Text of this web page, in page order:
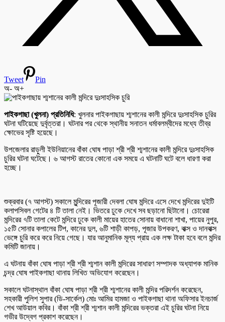
Tweet
Pin
অ- অ+
পাইকগাছা (খুলনা) প্রতিনিধি: খুলনার পাইকগাছায় শ্মশানের কালী মন্দিরে দুঃসাহসিক চুরির
ঘটনা ঘটিয়েছে দুর্বৃত্তরা। ঘটনার পর থেকে স্থানীয় সনাতন ধর্মাবলম্বীদের মধ্যে তীব্র
ক্ষোভের সৃষ্টি হয়েছে।
উপজেলার রাড়ুলী ইউনিয়ানের বাঁকা ঘোষ পাড়া শ্রী শ্রী শ্মশানের কালী মন্দিরে দুঃসাহসিক
চুরির ঘটনা ঘটেছে। ৬ আগস্ট রাতের কোনো এক সময়ে এ ঘটনাটি ঘটে বলে ধারণা করা
হচ্ছে।
শুক্রবার (৭ আগস্ট) সকালে মুন্দিরের পূজারী দেবলা ঘোষ মন্দিরে এসে দেখে মন্দিরের দুইটি
কলাপসিবল গেটের ৪ টি তালা নেই। ভিতরে ঢুকে দেখে সব ছড়ানো ছিটানো। চোরেরা
মন্দিরের ৭টি তালা কেটে মন্দিরে ঢুকে কালী মায়ের হাতের সোনায় বাধানো শাখা, পায়ের নুপুর,
১৫টি সোনার কপালের টিপ, কানের দুল, ৬টি শাড়ী কাপড়, পূজার উপকরণ, বাক্স ও দানবাক্স
ভেঙ্গে চুরি করে করে নিয়ে গেছে। যার আনুমানিক মূল্য প্রায় এক লক্ষ টাকা হবে বলে মন্দির
কমিটি জানায়।
এ ঘটনায় বাঁকা ঘোষ পাড়া শ্রী শ্রী শ্মশান কালী মন্দিরের সাধারণ সম্পাদক অধ্যাপক মানিক
চন্দ্র ঘোষ পাইকগাছা থানায় লিখিত অভিযোগ করেছেন।
সকালে ঘটনাস্থাল বাঁকা ঘোষ পাড়া শ্রী শ্রী শ্মশানের কালী মন্দির পরিদর্শন করেছেন,
সহকারী পুলিশ সুপার (ডি-সার্কেল) মোঃ আমির হামজা ও পাইকগাছা থানা অফিসার ইনচার্জ
শেখ আউয়াল কবির। বাঁকা শ্রী শ্রী শ্মশান কালী মন্দিরের ভক্তরা এই চুরির ঘটনা নিয়ে
গভীর উদ্বেগ প্রকাশ করেছেন।